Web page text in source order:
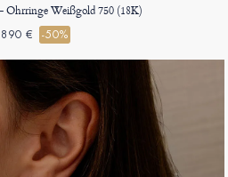
Ohrringe Weißgold 750 (18K)
€ -50%